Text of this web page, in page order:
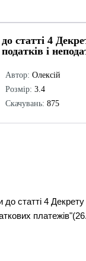
статті 4
і
Автор: Олексій
Розмір: 3.4
Скачувань: 875
статті 4